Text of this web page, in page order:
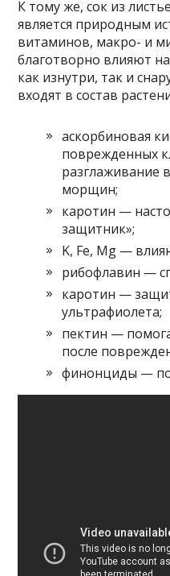
К тому же, сок из
является природным
витаминов, макро- и
благотворно влияют
как изнутри, так и
входят в состав
аскорбиновая
поврежденных
разглаживание
морщин;
каротин —
защитник»;
K, Fe, Mg —
рибофлавин —
каротин —
ультрафиолета;
пектин —
после
финонциды —